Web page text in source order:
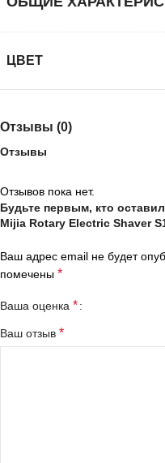
ЦВЕТ
Отзывы (0)
Отзывы
Отзывов пока нет.
Будьте первым, кто
Mijia Rotary Electric Shaver
Ваш адрес email не будет
помечены *
Ваша оценка *
Ваш отзыв *